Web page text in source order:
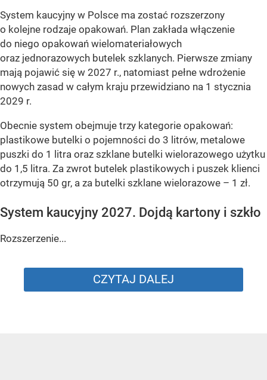
System kaucyjny w Polsce ma zostać rozszerzony
o kolejne rodzaje opakowań. Plan zakłada włączenie
do niego opakowań wielomateriałowych
oraz jednorazowych butelek szklanych. Pierwsze zmiany
mają pojawić się w 2027 r., natomiast pełne wdrożenie
nowych zasad w całym kraju przewidziano na 1 stycznia
2029 r.
Obecnie system obejmuje trzy kategorie opakowań:
plastikowe butelki o pojemności do 3 litrów, metalowe
puszki do 1 litra oraz szklane butelki wielorazowego użytku
do 1,5 litra. Za zwrot butelek plastikowych i puszek klienci
otrzymują 50 gr, a za butelki szklane wielorazowe – 1 zł.
System kaucyjny 2027. Dojdą kartony i szkło
Rozszerzenie...
CZYTAJ DALEJ